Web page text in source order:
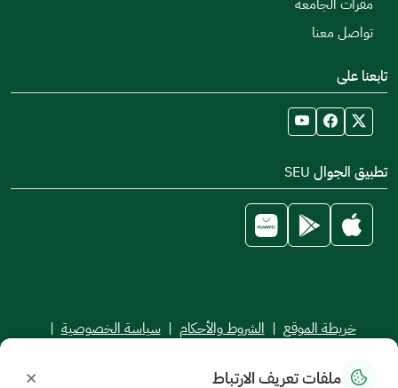
مقرات الجامعة
تواصل معنا
تابعنا على
تطبيق الجوال SEU
خريطة الموقع | الشروط والأحكام | سياسة الخصوصية |
ملفات تعريف الارتباط ×